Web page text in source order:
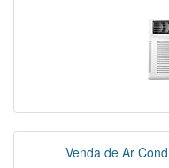
Venda de Ar